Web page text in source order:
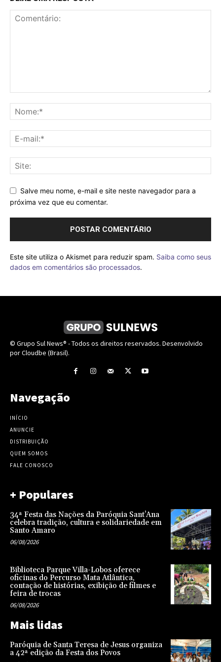
Salve meu nome, e-mail e site neste navegador para a
próxima vez que eu comentar.
Este site utiliza o Akismet para reduzir spam. Saiba como seus
dados em comentários são processados.
© Grupo Sul News® - Todos os direitos reservados. Desenvolvido
por Cloudbe (Brasil).
Navegação
INÍCIO
ANUNCIE
DISTRIBUIÇÃO
QUEM SOMOS
FALE CONOSCO
+ Populares
34ª Festa das Nações da Paróquia Sant’Ana
celebra tradição, cultura e solidariedade em
Santo Amaro
06/08/2026
Biblioteca Parque Villa-Lobos oferece
oficinas do Percurso Mata Atlântica,
contação de histórias, exibição de filmes e
feira de trocas
06/08/2026
Mais lidas
Paróquia de Santa Teresa de Jesus organiza
a 42ª edição da Festa dos Povos